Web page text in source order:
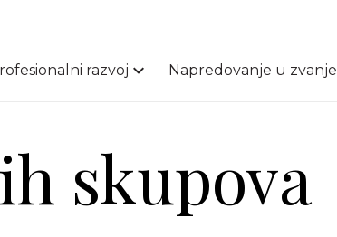
razvoj Napredovanje u zvanje
skupova